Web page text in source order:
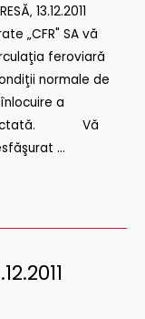
13.12.2011
„CFR" SA vă
feroviară
normale de
a
afectată. Vă
…